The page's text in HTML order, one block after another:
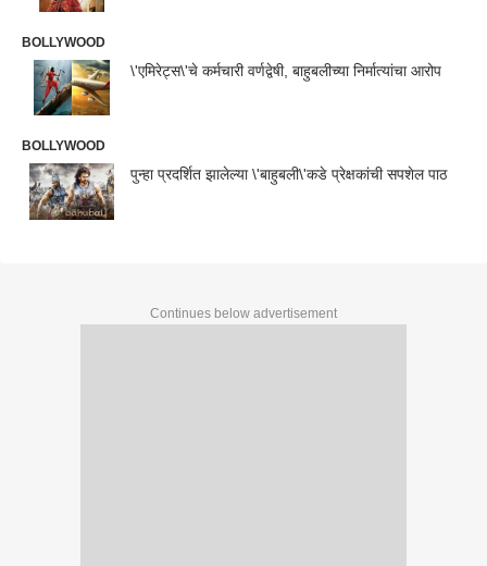
BOLLYWOOD
\'एमिरेट्स\'चे कर्मचारी वर्णद्वेषी, बाहुबलीच्या निर्मात्यांचा आरोप
BOLLYWOOD
पुन्हा प्रदर्शित झालेल्या \'बाहुबली\'कडे प्रेक्षकांची सपशेल पाठ
Continues below advertisement